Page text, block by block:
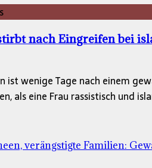
nach Eingreifen bei
ist wenige Tage nach einem
als eine Frau rassistisch und
verängstigte Familien: